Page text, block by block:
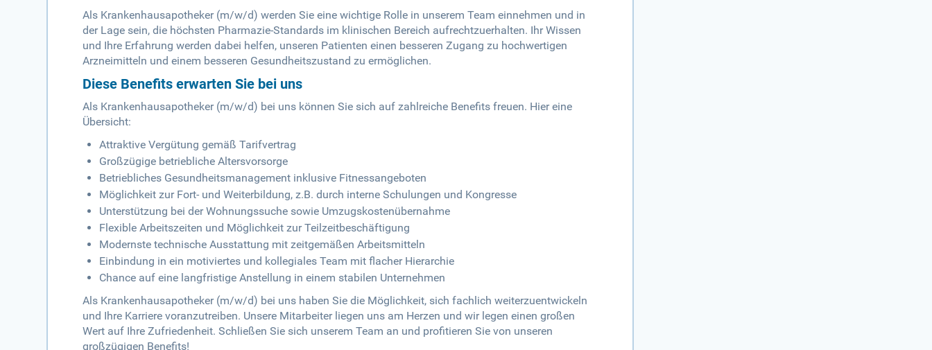
Als Krankenhausapotheker (m/w/d) werden Sie eine wichtige Rolle in unserem Team einnehmen und in
der Lage sein, die höchsten Pharmazie-Standards im klinischen Bereich aufrechtzuerhalten. Ihr Wissen
und Ihre Erfahrung werden dabei helfen, unseren Patienten einen besseren Zugang zu hochwertigen
Arzneimitteln und einem besseren Gesundheitszustand zu ermöglichen.
Diese Benefits erwarten Sie bei uns
Als Krankenhausapotheker (m/w/d) bei uns können Sie sich auf zahlreiche Benefits freuen. Hier eine
Übersicht:
Attraktive Vergütung gemäß Tarifvertrag
Großzügige betriebliche Altersvorsorge
Betriebliches Gesundheitsmanagement inklusive Fitnessangeboten
Möglichkeit zur Fort- und Weiterbildung, z.B. durch interne Schulungen und Kongresse
Unterstützung bei der Wohnungssuche sowie Umzugskostenübernahme
Flexible Arbeitszeiten und Möglichkeit zur Teilzeitbeschäftigung
Modernste technische Ausstattung mit zeitgemäßen Arbeitsmitteln
Einbindung in ein motiviertes und kollegiales Team mit flacher Hierarchie
Chance auf eine langfristige Anstellung in einem stabilen Unternehmen
Als Krankenhausapotheker (m/w/d) bei uns haben Sie die Möglichkeit, sich fachlich weiterzuentwickeln
und Ihre Karriere voranzutreiben. Unsere Mitarbeiter liegen uns am Herzen und wir legen einen großen
Wert auf Ihre Zufriedenheit. Schließen Sie sich unserem Team an und profitieren Sie von unseren
großzügigen Benefits!